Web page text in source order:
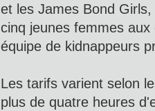
et les James Bond
cinq jeunes femmes
équipe de kidnappeurs
Les tarifs varient selon
plus de quatre heures